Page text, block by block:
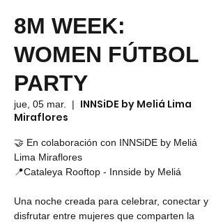
8M WEEK:
WOMEN FÚTBOL
PARTY
jue, 05 mar.
  |
INNSiDE by Meliá Lima
Miraflores
🤝 En colaboración con INNSiDE by Meliá
Lima Miraflores
📍Cataleya Rooftop - Innside by Meliá
Una noche creada para celebrar, conectar y
disfrutar entre mujeres que comparten la